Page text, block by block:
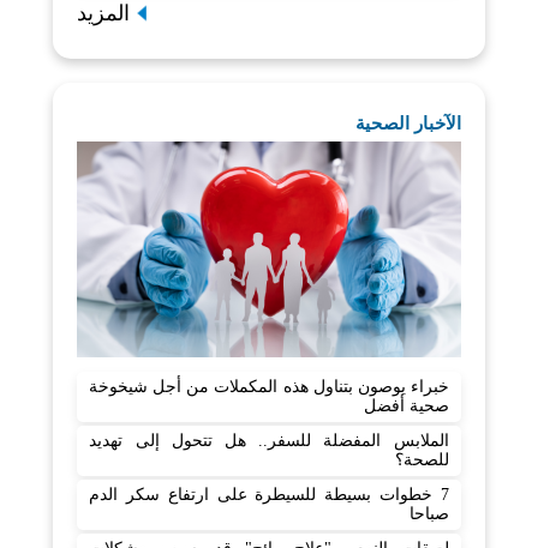
المزيد
الآخبار الصحية
خبراء يوصون بتناول هذه المكملات من أجل شيخوخة
صحية أفضل
الملابس المفضلة للسفر.. هل تتحول إلى تهديد
للصحة؟
7 خطوات بسيطة للسيطرة على ارتفاع سكر الدم
صباحا